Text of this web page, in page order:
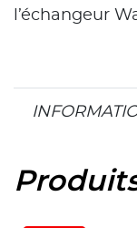
l’échangeur